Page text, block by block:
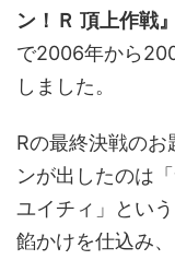
ン！Ｒ 頂上作戦』
で2006年から
しました。
Rの最終決戦のお
ンが出したのは
ユイチィ」とい
餡かけを仕込み